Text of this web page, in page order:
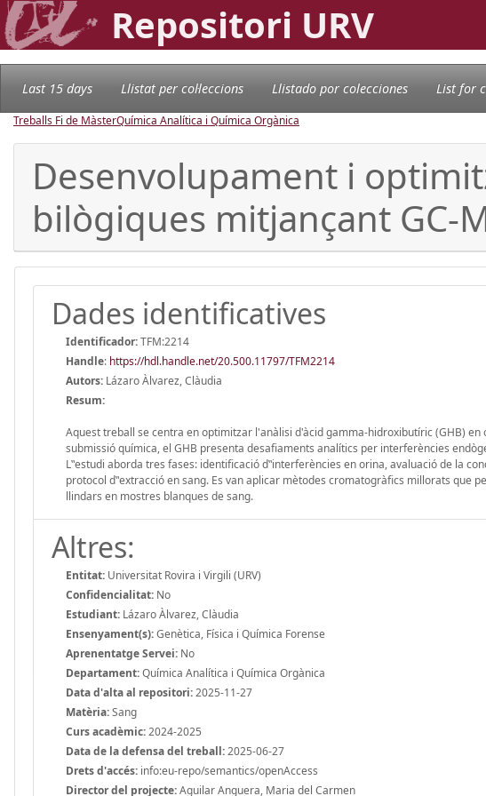
Repositori URV
Last 15 days Llistat per col·leccions Llistado por colecciones List for
Treballs Fi de MàsterQuímica Analítica i Química Orgànica
Desenvolupament i
bilògiques mitjançant GC-
Dades identificatives
Identificador:TFM:2214
Handle: https://hdl.handle.net/20.500.11797/TFM2214
Autors: Lázaro Àlvarez, Clàudia
Resum:
Aquest treball se centra en optimitzar l'anàlisi d'àcid gamma-hidroxibutíric (GHB)
submissió química, el GHB presenta desafiaments analítics per interferències
L‟estudi aborda tres fases: identificació d‟interferències en orina, avaluació de la
protocol d‟extracció en sang. Es van aplicar mètodes cromatogràfics millorats que
llindars en mostres blanques de sang.
Altres:
Entitat: Universitat Rovira i Virgili (URV)
Confidencialitat: No
Estudiant: Lázaro Àlvarez, Clàudia
Ensenyament(s):Genètica, Física i Química Forense
Aprenentatge Servei: No
Departament:Química Analítica i Química Orgànica
Data d'alta al repositori:2025-11-27
Matèria:Sang
Curs acadèmic:2024-2025
Data de la defensa del treball:2025-06-27
Drets d'accés: info:eu-repo/semantics/openAccess
Director del projecte:Aguilar Anguera, Maria del Carmen